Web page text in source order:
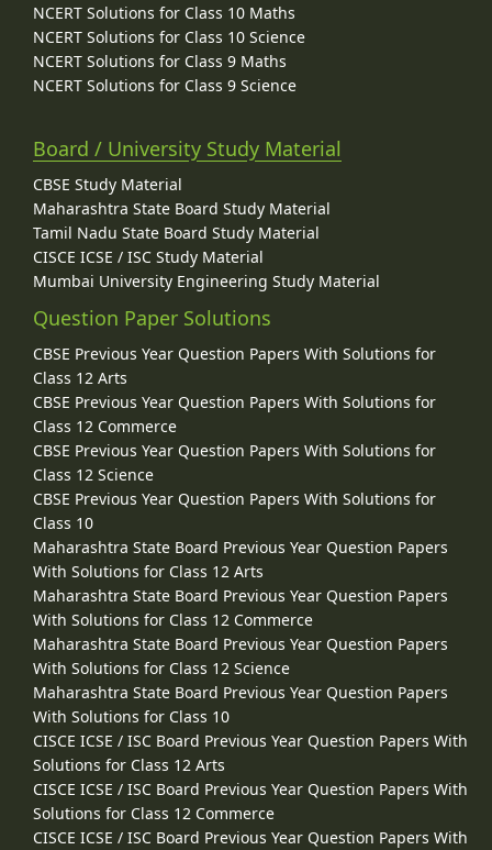
NCERT Solutions for Class 10 Maths
NCERT Solutions for Class 10 Science
NCERT Solutions for Class 9 Maths
NCERT Solutions for Class 9 Science
Board / University Study Material
CBSE Study Material
Maharashtra State Board Study Material
Tamil Nadu State Board Study Material
CISCE ICSE / ISC Study Material
Mumbai University Engineering Study Material
Question Paper Solutions
CBSE Previous Year Question Papers With Solutions for
Class 12 Arts
CBSE Previous Year Question Papers With Solutions for
Class 12 Commerce
CBSE Previous Year Question Papers With Solutions for
Class 12 Science
CBSE Previous Year Question Papers With Solutions for
Class 10
Maharashtra State Board Previous Year Question Papers
With Solutions for Class 12 Arts
Maharashtra State Board Previous Year Question Papers
With Solutions for Class 12 Commerce
Maharashtra State Board Previous Year Question Papers
With Solutions for Class 12 Science
Maharashtra State Board Previous Year Question Papers
With Solutions for Class 10
CISCE ICSE / ISC Board Previous Year Question Papers With
Solutions for Class 12 Arts
CISCE ICSE / ISC Board Previous Year Question Papers With
Solutions for Class 12 Commerce
CISCE ICSE / ISC Board Previous Year Question Papers With